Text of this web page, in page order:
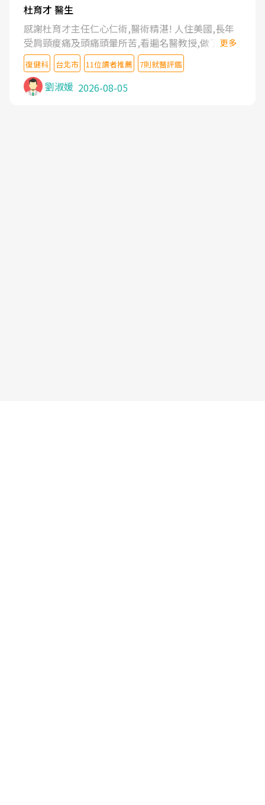
杜育才 醫生
感謝杜育才主任仁心仁術,醫術精湛! 人住美國,長年
受肩頸痠痛及頭痛頭暈所苦,看遍名醫教授,做了各種
檢查,也嘗試過西醫打針,中醫針灸及物理徒手治療都
沒有用,後來連吃到嗎啡類止痛藥都效果有限,只是壓
症狀,沒多久就痛起來,多年失眠嚴重影響生活品質.
台灣親友介紹忠孝醫院杜育才主任是頸頭症候群專
更多
復健科 台北市 11位讀者推薦 7則就醫評鑑
劉淑媛 2026-08-05